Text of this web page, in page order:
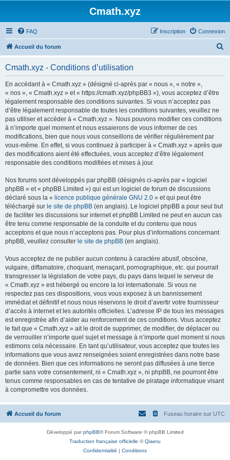
Cmath.xyz
FAQ Connexion
Inscription
Accueil du forum
Cmath.xyz - Conditions d’utilisation
En accédant à « Cmath.xyz » (désigné ci-après par « nous », « notre »,
« nos », « Cmath.xyz » et « https://cmath.xyz/phpBB3 »), vous acceptez d’être
légalement responsable des conditions suivantes. Si vous n’acceptez pas
d’être légalement responsable de toutes les conditions suivantes, veuillez ne
pas utiliser et accéder à « Cmath.xyz ». Nous pouvons modifier ces conditions
à n’importe quel moment et nous essaierons de vous informer de ces
modifications, bien que nous vous conseillons de vérifier régulièrement par
vous-même. En effet, si vous continuez à participer à « Cmath.xyz » après que
des modifications aient été effectuées, vous acceptez d’être légalement
responsable des conditions modifiées et mises à jour.
Nos forums sont développés par phpBB (désignés ci-après par « logiciel
phpBB » et « phpBB Limited ») qui est un logiciel de forum de discussions
déclaré sous la « licence publique générale GNU 2.0 » et qui peut être
téléchargé sur le site de phpBB (en anglais). Le logiciel phpBB a pour seul but
de faciliter les discussions sur internet et phpBB Limited ne peut en aucun cas
être tenu comme responsable de la conduite et du contenu que nous
acceptons et que nous n’acceptons pas. Pour plus d’informations concernant
phpBB, veuillez consulter le site de phpBB (en anglais).
Vous acceptez de ne publier aucun contenu à caractère abusif, obscène,
vulgaire, diffamatoire, choquant, menaçant, pornographique, etc. qui pourrait
transgresser la législation de votre pays, du pays dans lequel le serveur de
« Cmath.xyz » est hébergé ou encore la loi internationale. Si vous ne
respectez pas ces dispositions, vous vous exposez à un bannissement
immédiat et définitif et nous nous réservons le droit d’avertir votre fournisseur
d’accès à internet et les autorités officielles. L’adresse IP de tous les messages
est enregistrée afin d’aider au renforcement de ces conditions. Vous acceptez
le fait que « Cmath.xyz » ait le droit de supprimer, de modifier, de déplacer ou
de verrouiller n’importe quel sujet et message à n’importe quel moment si nous
estimons cela nécessaire. En tant qu’utilisateur, vous acceptez que toutes les
informations que vous avez renseignées soient enregistrées dans notre base
de données. Bien que ces informations ne seront pas diffusées à une tierce
partie sans votre consentement, ni « Cmath.xyz », ni phpBB, ne pourront être
tenus comme responsables en cas de tentative de piratage informatique visant
à compromettre vos données.
Accueil du forum Fuseau horaire sur UTC
Développé parphpBB® Forum Software © phpBB Limited
Traduction française officielle ©Qiaeru
Confidentialité | Conditions